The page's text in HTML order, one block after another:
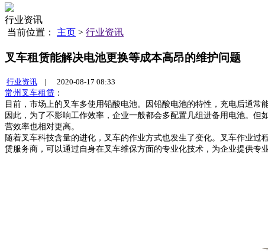
行业资讯
当前位置： 主页 > 行业资讯
叉车租赁能解决电池更换等成本高昂的维护问题
行业资讯 |
2020-08-17 08:33
常州叉车租赁 ：
目前，市场上的叉车多使用铅酸电池。因铅酸电池的特性，充电后通
因此，为了不影响工作效率，企业一般都会多配置几组进备用电池。
营效率也相对更高。
随着叉车科技含量的进化，叉车的作业方式也发生了变化。叉车作业
赁服务商，可以通过自身在叉车维保方面的专业化技术，为企业提供专